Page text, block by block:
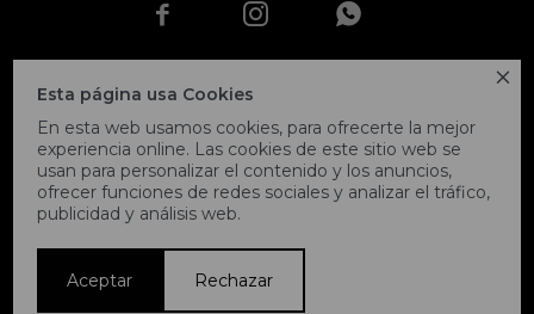

Esta página usa Cookies
En esta web usamos cookies, para ofrecerte la mejor
experiencia online. Las cookies de este sitio web se
usan para personalizar el contenido y los anuncios,
ofrecer funciones de redes sociales y analizar el tráfico,
publicidad y análisis web.
Aceptar Rechazar
  